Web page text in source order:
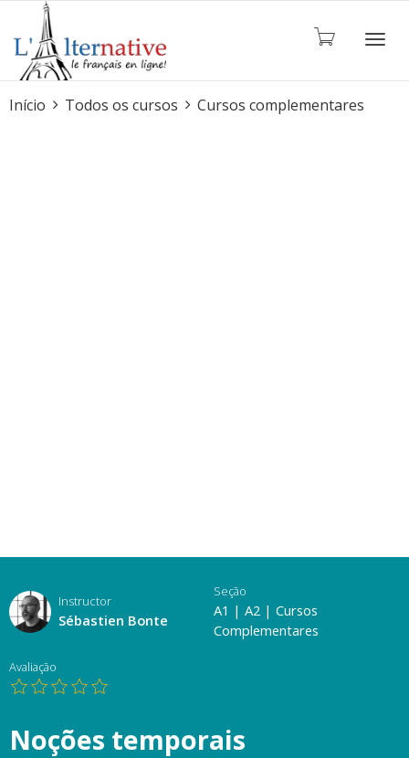
Início Todos os cursos Cursos complementares
Instructor
Sébastien Bonte
Seção
A1 | A2 | Cursos
Complementares
Avaliação
Noções temporais